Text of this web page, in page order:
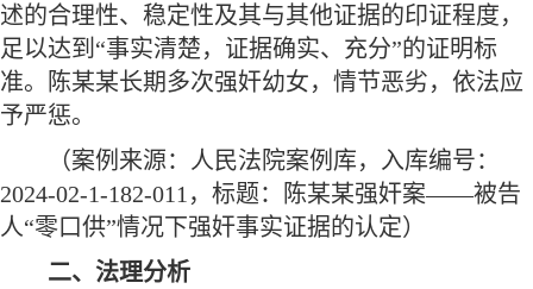
述的合理性、稳定性及其与其他证据的印证程度，
足以达到“事实清楚，证据确实、充分”的证明标
准。陈某某长期多次强奸幼女，情节恶劣，依法应
予严惩。
（案例来源：人民法院案例库，入库编号：
2024-02-1-182-011，标题：陈某某强奸案——被告
人“零口供”情况下强奸事实证据的认定）
二、法理分析